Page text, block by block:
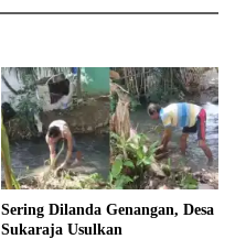
Sering Dilanda Genangan, Desa
Sukaraja Usulkan